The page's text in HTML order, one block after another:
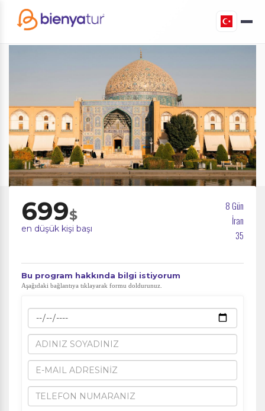
699$
en düşük kişi başı
8 Gün
İran
35
​Bu program hakkında bilgi istiyorum
Aşağıdaki bağlantıya tıklayarak formu doldurunuz.